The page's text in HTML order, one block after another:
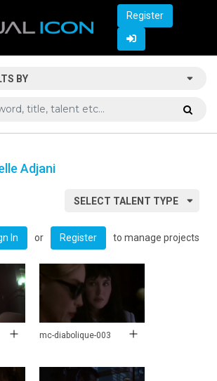
Register
BY
Adjani
SELECT TALENT TYPE
In or Register to manage projects
mc-diabolique-003